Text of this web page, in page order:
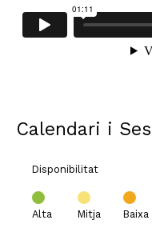
Calendari i
Disponibilitat
Alta Mitja Baixa